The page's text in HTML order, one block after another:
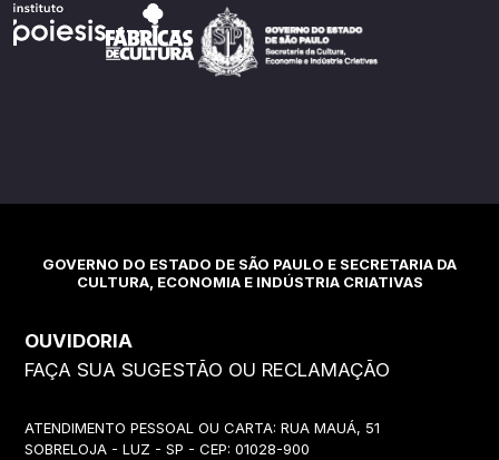
GOVERNO DO ESTADO DE SÃO PAULO E SECRETARIA DA
CULTURA, ECONOMIA E INDÚSTRIA CRIATIVAS
OUVIDORIA
FAÇA SUA SUGESTÃO OU RECLAMAÇÃO
ATENDIMENTO PESSOAL OU CARTA: RUA MAUÁ, 51
SOBRELOJA - LUZ - SP - CEP: 01028-900